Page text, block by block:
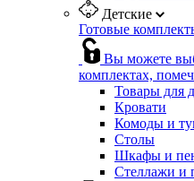
Детские
Готовые
Вы можете
комплектах,
Товары для
Кровати
Комоды и
Столы
Шкафы и
Стеллажи и